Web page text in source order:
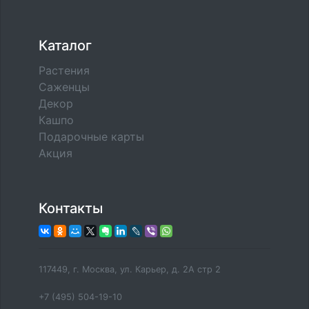
Каталог
Растения
Саженцы
Декор
Кашпо
Подарочные карты
Акция
Контакты
117449, г. Москва, ул. Карьер, д. 2А стр 2
+7 (495) 504-19-10